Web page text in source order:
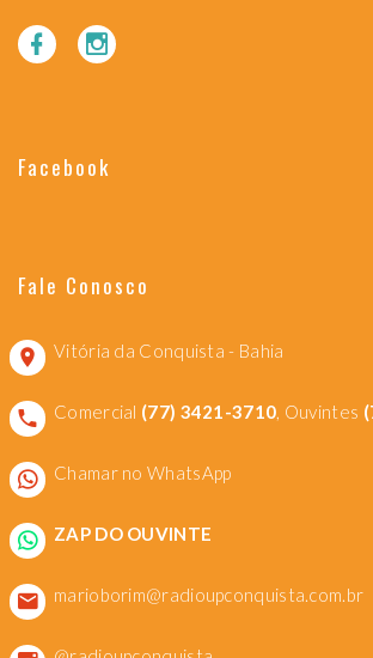
Facebook
Fale Conosco
Vitória da Conquista - Bahia
Comercial (77) 3421-3710, Ouvintes
Chamar no WhatsApp
ZAP DO OUVINTE
marioborim@radioupconquista.com.br